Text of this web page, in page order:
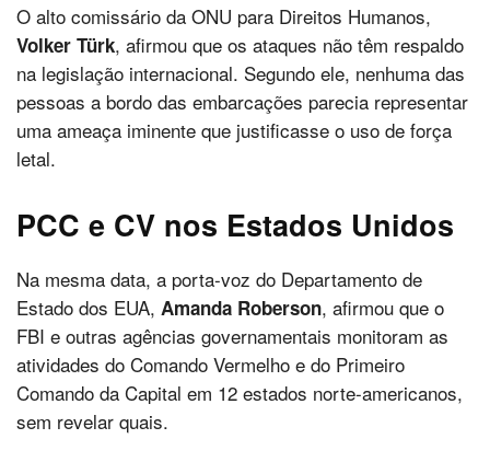
O alto comissário da ONU para Direitos Humanos,
Volker Türk, afirmou que os ataques não têm respaldo
na legislação internacional. Segundo ele, nenhuma das
pessoas a bordo das embarcações parecia representar
uma ameaça iminente que justificasse o uso de força
letal.
PCC e CV nos Estados Unidos
Na mesma data, a porta-voz do Departamento de
Estado dos EUA, Amanda Roberson, afirmou que o
FBI e outras agências governamentais monitoram as
atividades do Comando Vermelho e do Primeiro
Comando da Capital em 12 estados norte-americanos,
sem revelar quais.